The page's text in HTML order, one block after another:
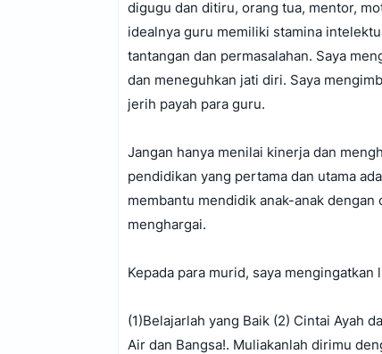
digugu dan ditiru, orang tua, mentor,
idealnya guru memiliki stamina
tantangan dan permasalahan. Saya
dan meneguhkan jati diri. Saya
jerih payah para guru.
Jangan hanya menilai kinerja dan
pendidikan yang pertama dan utama
membantu mendidik anak-anak
menghargai.
Kepada para murid, saya
(1)Belajarlah yang Baik (2) Cintai Ayah
Air dan Bangsa!. Muliakanlah dirimu